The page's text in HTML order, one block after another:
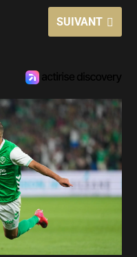
SUIVANT